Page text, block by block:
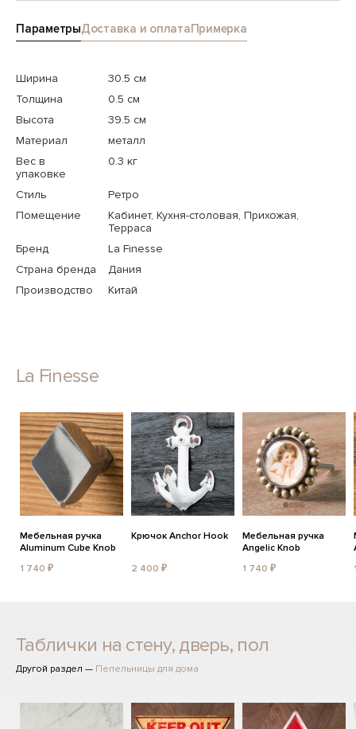
ПараметрыДоставка и оплатаПримерка
Ширина
30.5 см
Толщина
0.5 см
Высота
39.5 см
Материал
металл
Вес в
упаковке
0.3 кг
Стиль
Ретро
Помещение
Кабинет, Кухня-столовая, Прихожая,
Терраса
Бренд
La Finesse
Страна бренда
Дания
Производство
Китай
La Finesse
Мебельная ручка
Aluminum Cube Knob
1 740 ₽
Крючок Anchor Hook
2 400 ₽
Мебельная ручка
Angelic Knob
1 740 ₽
Таблички на стену, дверь, пол
Другой раздел — Пепельницы для дома